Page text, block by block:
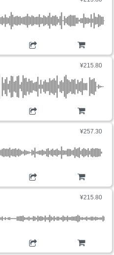
购物车
¥215.80
购物车
¥257.30
购物车
¥215.80
购物车